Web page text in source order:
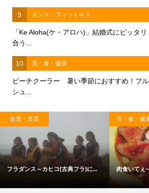
9 ダンス・フィットネス
「Ke Aloha(ケ・アロハ)」結婚式にピッタ
合う...
10 美・食・健康
ピーチクーラー 暑い季節におすすめ！フ
シュ...
音楽・楽器
フラダンス～カヒコ(古典フラ)に...
美・食・健
肉食いてぇ